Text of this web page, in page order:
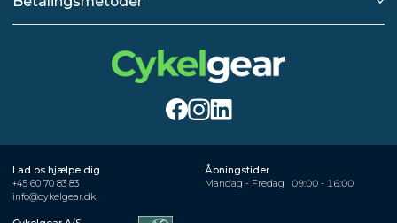
Lad os hjælpe dig
+45 60 70 83 83
info@cykelgear.dk
Åbningstider
Mandag - Fredag
09:00 - 16:00